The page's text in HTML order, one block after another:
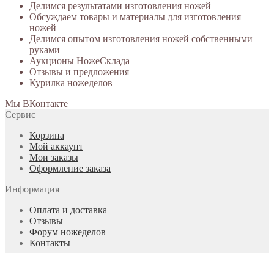
Делимся результатами изготовления ножей
Обсуждаем товары и материалы для изготовления
ножей
Делимся опытом изготовления ножей собственными
руками
Аукционы НожеСклада
Отзывы и предложения
Курилка ножеделов
Мы ВКонтакте
Сервис
Корзина
Мой аккаунт
Мои заказы
Оформление заказа
Информация
Оплата и доставка
Отзывы
Форум ножеделов
Контакты